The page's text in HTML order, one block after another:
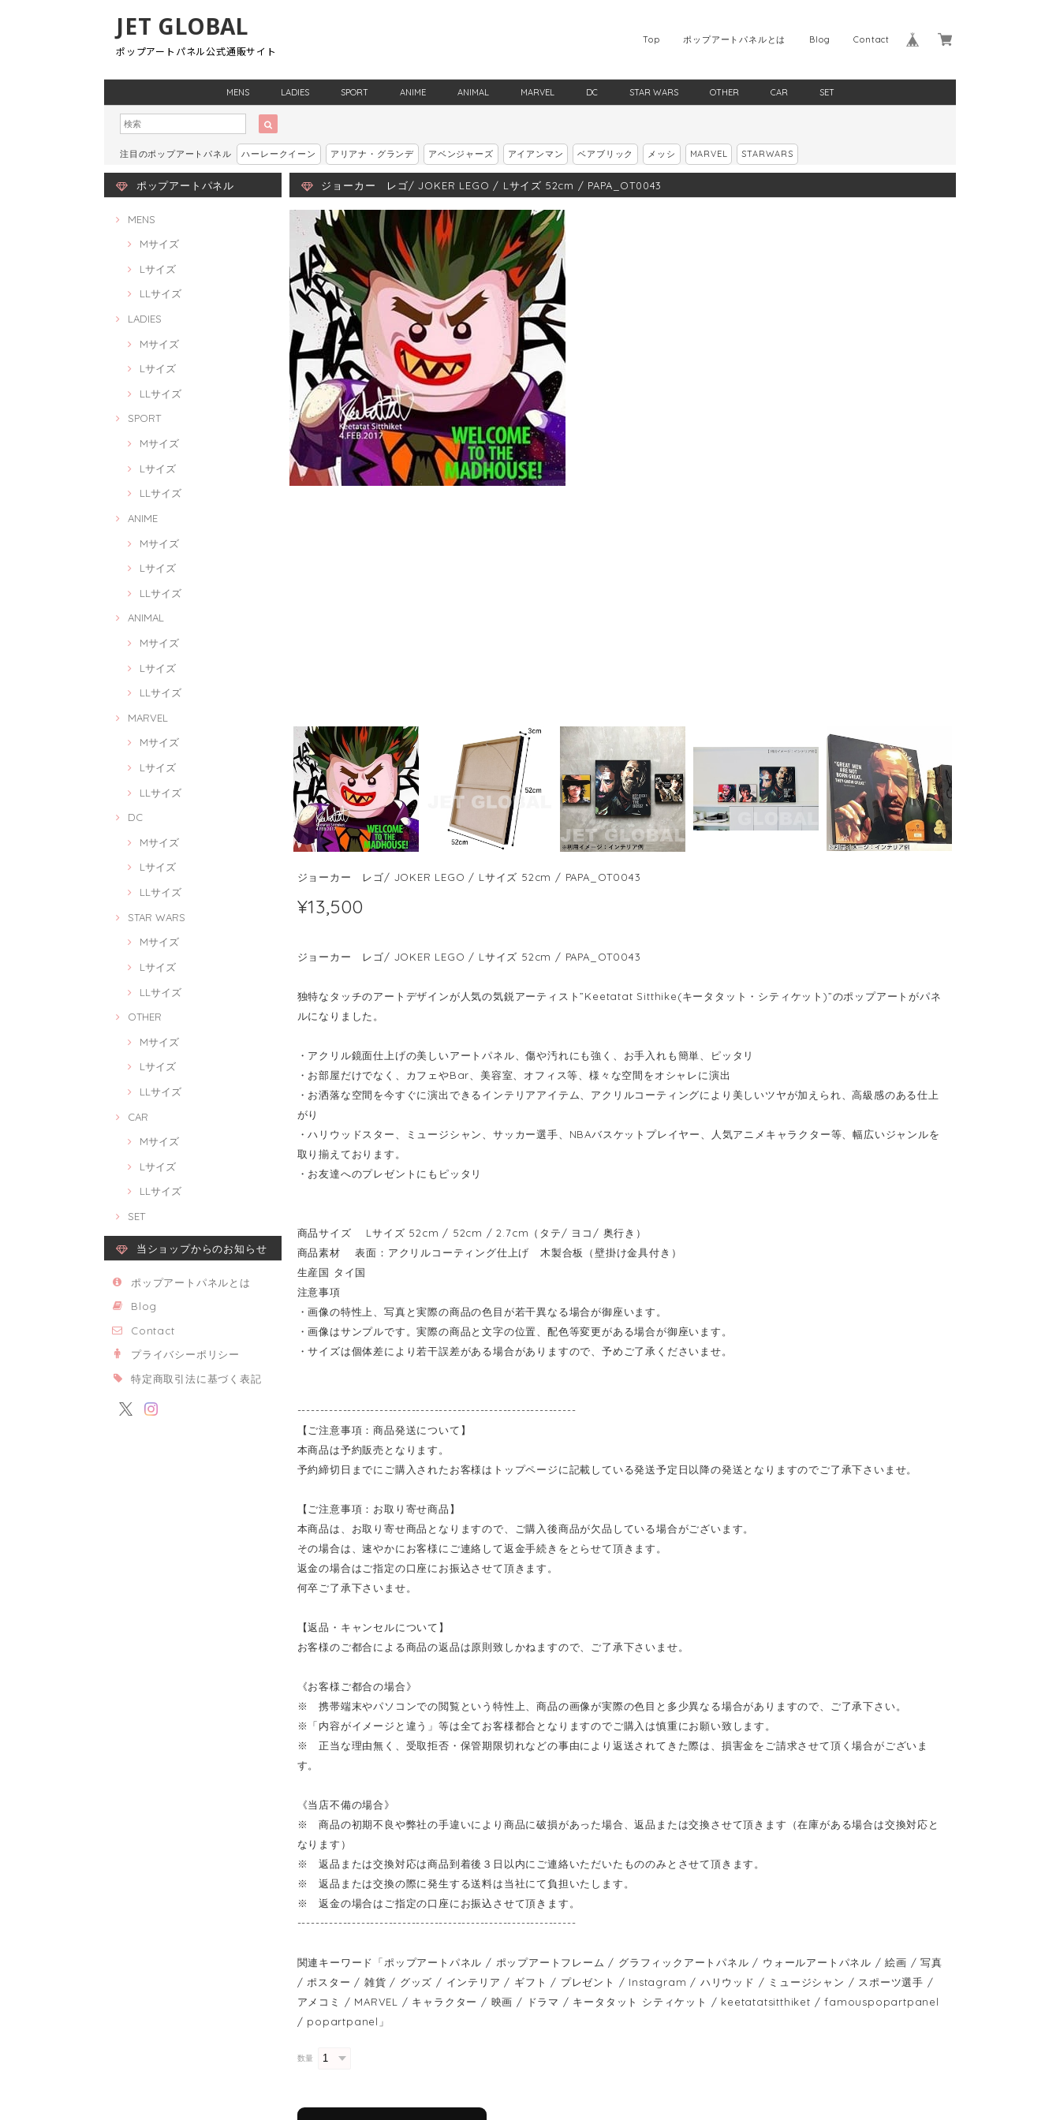
JET GLOBAL
ポップアートパネル公式通販サイト
Contact
Blog
ポップアートパネルとは
Top
MENS LADIES SPORT ANIME ANIMAL MARVEL DC STAR WARS OTHER CAR SET
注目のポップアートパネル ハーレークイーン アリアナ・グランデ アベンジャーズ アイアンマン ベアブリック メッシ MARVEL STARWARS
ポップアートパネル
MENS
Mサイズ
Lサイズ
LLサイズ
LADIES
Mサイズ
Lサイズ
LLサイズ
SPORT
Mサイズ
Lサイズ
LLサイズ
ANIME
Mサイズ
Lサイズ
LLサイズ
ANIMAL
Mサイズ
Lサイズ
LLサイズ
MARVEL
Mサイズ
Lサイズ
LLサイズ
DC
Mサイズ
Lサイズ
LLサイズ
STAR WARS
Mサイズ
Lサイズ
LLサイズ
OTHER
Mサイズ
Lサイズ
LLサイズ
CAR
Mサイズ
Lサイズ
LLサイズ
SET
当ショップからのお知らせ
ポップアートパネルとは
Blog
Contact
プライバシーポリシー
特定商取引法に基づく表記
ジョーカー レゴ/ JOKER LEGO / Lサイズ 52cm / PAPA_OT0043
ジョーカー レゴ/ JOKER LEGO / Lサイズ 52cm / PAPA_OT0043
¥13,500
ジョーカー レゴ/ JOKER LEGO / Lサイズ 52cm / PAPA_OT0043
独特なタッチのアートデザインが人気の気鋭アーティスト”Keetatat Sitthike(キータタット・シティケット)”のポップアートがパネ
ルになりました。
・アクリル鏡面仕上げの美しいアートパネル、傷や汚れにも強く、お手入れも簡単、ピッタリ
・お部屋だけでなく、カフェやBar、美容室、オフィス等、様々な空間をオシャレに演出
・お洒落な空間を今すぐに演出できるインテリアアイテム、アクリルコーティングにより美しいツヤが加えられ、高級感のある仕上
がり
・ハリウッドスター、ミュージシャン、サッカー選手、NBAバスケットプレイヤー、人気アニメキャラクター等、幅広いジャンルを
取り揃えております。
・お友達へのプレゼントにもピッタリ
商品サイズ Lサイズ 52cm / 52cm / 2.7cm（タテ/ ヨコ/ 奥行き）
商品素材 表面：アクリルコーティング仕上げ 木製合板（壁掛け金具付き）
生産国 タイ国
注意事項
・画像の特性上、写真と実際の商品の色目が若干異なる場合が御座います。
・画像はサンプルです。実際の商品と文字の位置、配色等変更がある場合が御座います。
・サイズは個体差により若干誤差がある場合がありますので、予めご了承くださいませ。
-------------------------------------------------------------
【ご注意事項：商品発送について】
本商品は予約販売となります。
予約締切日までにご購入されたお客様はトップページに記載している発送予定日以降の発送となりますのでご了承下さいませ。
【ご注意事項：お取り寄せ商品】
本商品は、お取り寄せ商品となりますので、ご購入後商品が欠品している場合がございます。
その場合は、速やかにお客様にご連絡して返金手続きをとらせて頂きます。
返金の場合はご指定の口座にお振込させて頂きます。
何卒ご了承下さいませ。
【返品・キャンセルについて】
お客様のご都合による商品の返品は原則致しかねますので、ご了承下さいませ。
《お客様ご都合の場合》
※ 携帯端末やパソコンでの閲覧という特性上、商品の画像が実際の色目と多少異なる場合がありますので、ご了承下さい。
※「内容がイメージと違う」等は全てお客様都合となりますのでご購入は慎重にお願い致します。
※ 正当な理由無く、受取拒否・保管期限切れなどの事由により返送されてきた際は、損害金をご請求させて頂く場合がございま
す。
《当店不備の場合》
※ 商品の初期不良や弊社の手違いにより商品に破損があった場合、返品または交換させて頂きます（在庫がある場合は交換対応と
なります）
※ 返品または交換対応は商品到着後３日以内にご連絡いただいたもののみとさせて頂きます。
※ 返品または交換の際に発生する送料は当社にて負担いたします。
※ 返金の場合はご指定の口座にお振込させて頂きます。
-------------------------------------------------------------
関連キーワード「ポップアートパネル / ポップアートフレーム / グラフィックアートパネル / ウォールアートパネル / 絵画 / 写真
/ ポスター / 雑貨 / グッズ / インテリア / ギフト / プレゼント / Instagram / ハリウッド / ミュージシャン / スポーツ選手 /
アメコミ / MARVEL / キャラクター / 映画 / ドラマ / キータタット シティケット / keetatatsitthiket / famouspopartpanel
/ popartpanel」
数量